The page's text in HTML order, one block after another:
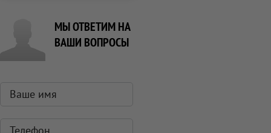
МЫ ОТВЕТИМ НА
ВАШИ ВОПРОСЫ